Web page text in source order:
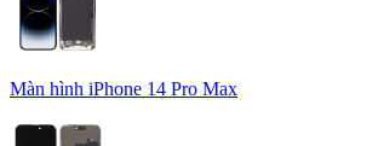
Màn hình iPhone 14 Pro Max